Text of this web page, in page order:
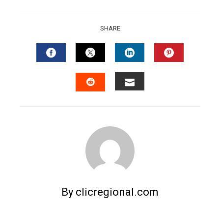
SHARE
FACEBOOKTWITTERLINKEDIN
By clicregional.com